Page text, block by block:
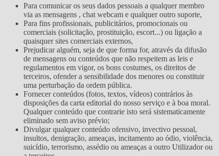
Para comunicar os seus dados pessoais a qualquer membro
via as mensagens , chat webcam e qualquer outro suporte,
Para fins profissionais, publicitários, promocionais ou
comerciais (solicitação, prostituição, escort...) ou ligação a
quaisquer sites comerciais externos,
Prejudicar alguém, seja de que forma for, através da difusão
de mensagens ou conteúdos que não respeitem as leis e
regulamentos em vigor, os bons costumes, os direitos de
terceiros, ofender a sensibilidade dos menores ou constituir
uma perturbação da ordem pública.
Fornecer conteúdos (fotos, textos, vídeos) contrários às
disposições da carta editorial do nosso serviço e à boa moral.
Qualquer conteúdo que contrarie isto será sistematicamente
eliminado sem aviso prévio;
Divulgar qualquer conteúdo ofensivo, invectivo pessoal,
insultos, denigração, ameaças, incitamento ao ódio, violência,
suicídio, terrorismo, assédio ou ameaças a outro Utilizador ou